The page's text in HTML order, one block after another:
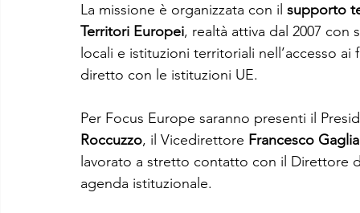
La missione è organizzata con il supporto
Territori Europei, realtà attiva dal 2007 con
locali e istituzioni territoriali nell’accesso
diretto con le istituzioni UE.
Per Focus Europe saranno presenti il
Roccuzzo, il Vicedirettore Francesco
lavorato a stretto contatto con il Direttore
agenda istituzionale.